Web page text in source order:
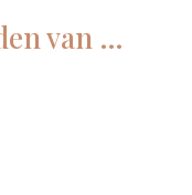
van …